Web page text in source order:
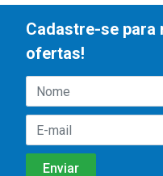
Cadastre-se para
ofertas!